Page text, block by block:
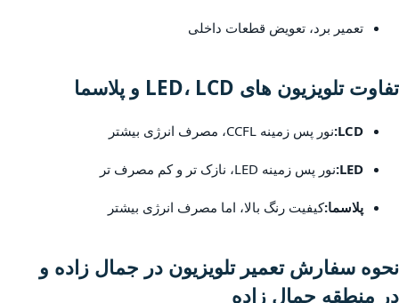
تعمیر برد، تعویض قطعات داخلی
تفاوت تلویزیون های LED، LCD و پلاسما
LCD: نور پس زمینه CCFL، مصرف انرژی بیشتر
LED: نور پس زمینه LED، نازک تر و کم مصرف تر
پلاسما:کیفیت رنگ بالا، اما مصرف انرژی بیشتر
نحوه سفارش تعمیر تلویزیون در جمال زاده و
در منطقه جمال زاده